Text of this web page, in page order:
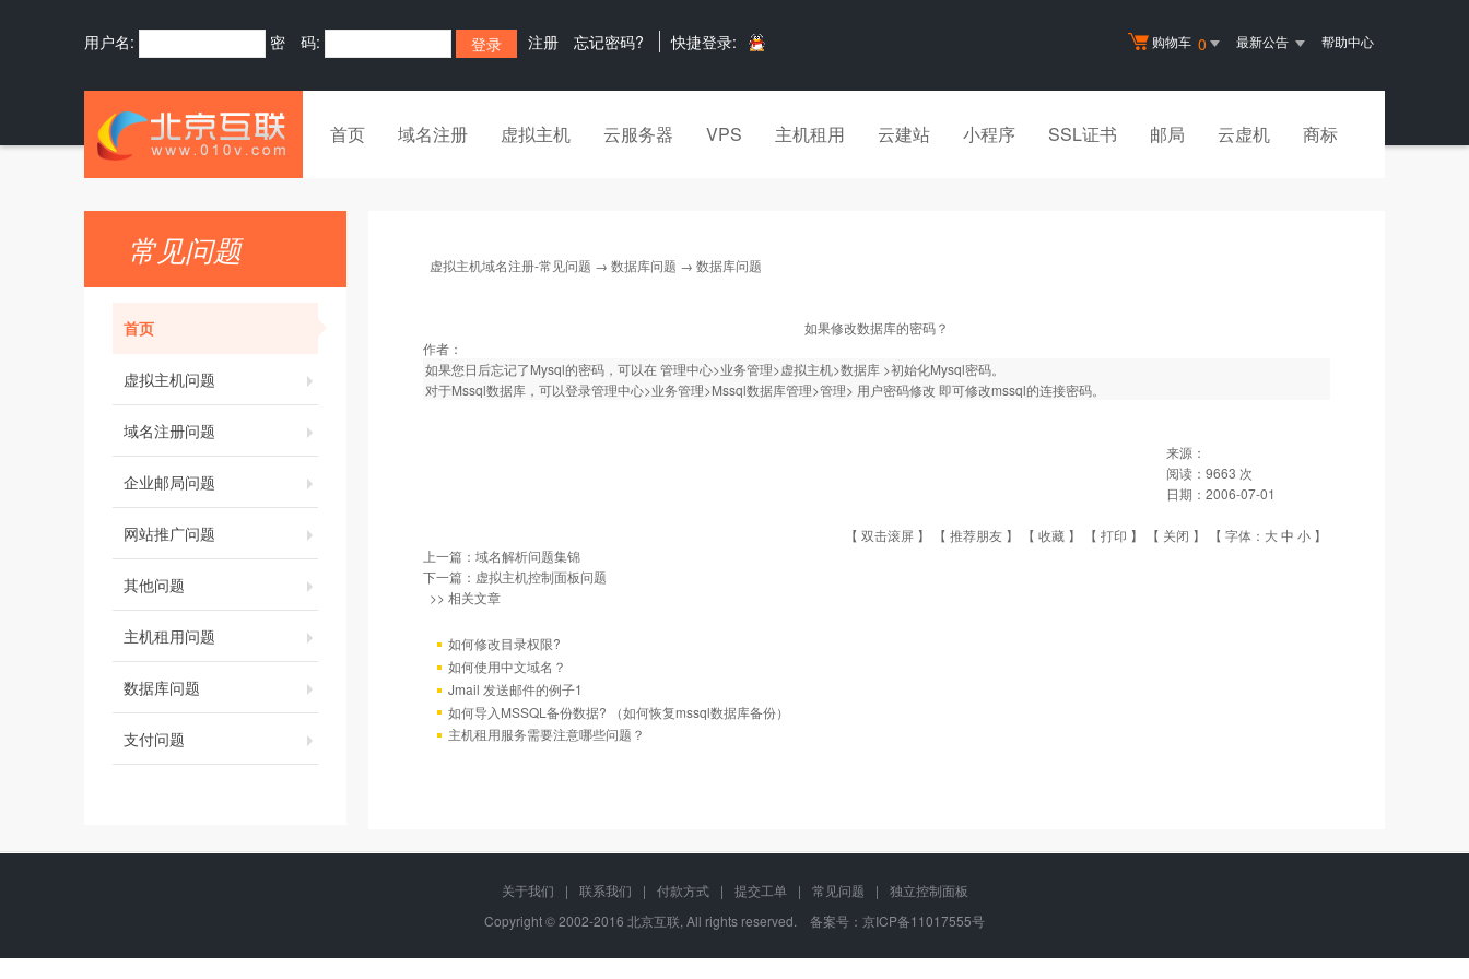
购物车 0 最新公告 帮助中心
用户名: 密 码: 注册 忘记密码? 快捷登录:
首页 域名注册 虚拟主机 云服务器 VPS 主机租用 云建站 小程序 SSL证书 邮局 云虚机 商标
常见问题
首页
虚拟主机问题
域名注册问题
企业邮局问题
网站推广问题
其他问题
主机租用问题
数据库问题
支付问题
虚拟主机域名注册-常见问题 → 数据库问题 → 数据库问题
如果修改数据库的密码？
作者：
如果您日后忘记了Mysql的密码，可以在 管理中心>业务管理>虚拟主机>数据库 >初始化Mysql密码。
对于Mssql数据库，可以登录管理中心>业务管理>Mssql数据库管理>管理> 用户密码修改 即可修改mssql的连接密码。
来源：
阅读： 9663 次
日期： 2006-07-01
【 双击滚屏 】 【 推荐朋友 】 【 收藏 】 【 打印 】 【 关闭 】 【 字体： 大中 小 】
上一篇： 域名解析问题集锦
下一篇： 虚拟主机控制面板问题
>> 相关文章
如何修改目录权限?
如何使用中文域名？
Jmail 发送邮件的例子1
如何导入MSSQL备份数据? （如何恢复mssql数据库备份）
主机租用服务需要注意哪些问题？
关于我们 | 联系我们 | 付款方式 | 提交工单 | 常见问题 |
独立控制面板
Copyright © 2002-2016 北京互联, All rights reserved. 备案号： 京ICP备11017555号